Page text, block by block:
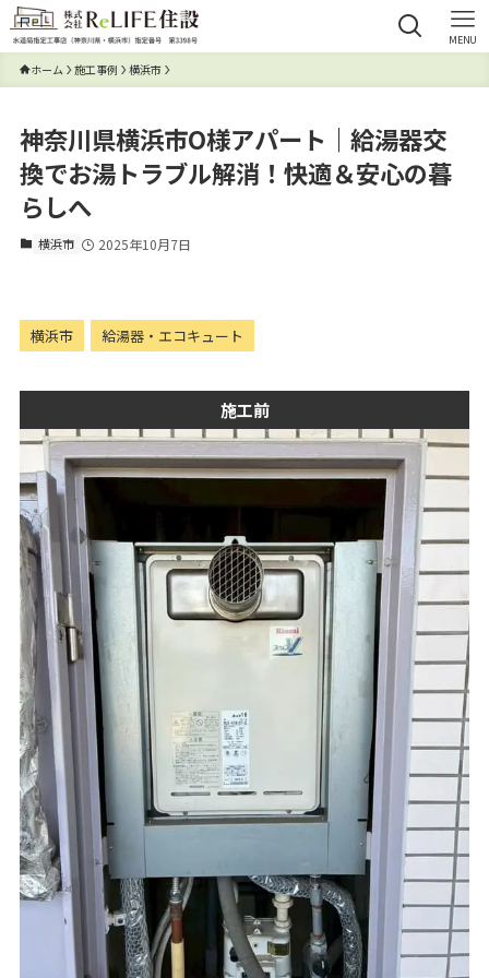
MENU
ホーム 施工事例 横浜市
神奈川県横浜市O様アパート｜給湯器交
換でお湯トラブル解消！快適＆安心の暮
らしへ
横浜市 2025年10月7日
横浜市 給湯器・エコキュート
施工前